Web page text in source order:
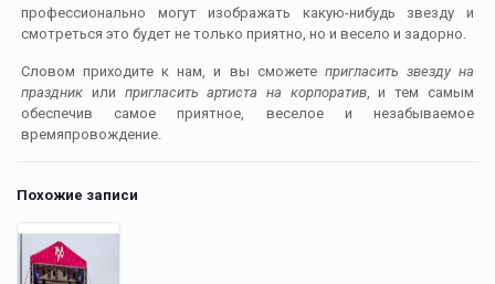
профессионально могут изображать какую-нибудь звезду и
смотреться это будет не только приятно, но и весело и задорно.
Словом приходите к нам, и вы сможете пригласить звезду на
праздник или пригласить артиста на корпоратив, и тем самым
обеспечив самое приятное, веселое и незабываемое
времяпровождение.
Похожие записи